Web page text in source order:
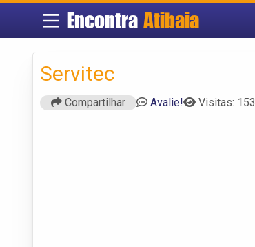
EncontraAtibaia
Servitec
Compartilhar Avalie! Visitas: 153